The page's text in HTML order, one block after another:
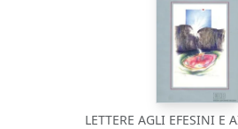
LETTERE AGLI EFESINI E